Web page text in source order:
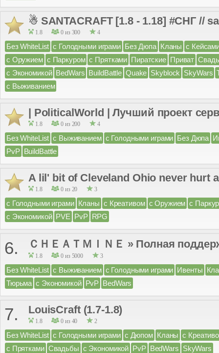
☃ SANTACRAFT [1.8 - 1.18] #СНГ //
1.8 0 из 300 4
Без WhiteList с Голодными играми Без Дюпа Кланы с
с Оружием с Паркуром с Прятками Пиратские Приват
с Экономикой BedWars BuildBattle Quake Skyblock SkyWars
с Выживанием
| PoliticalWorld | Лучший проект
1.8 0 из 200 4
Без WhiteList с Выживанием с Голодными играми Без Дюпа
PvP BuildBattle
A lil' bit of Cleveland Ohio never hurt
1.8 0 из 20 3
с Голодными играми Кланы с Креативом с Оружием с
с Экономикой PVE PvP RPG
6. ＣＨＥＡＴＭＩＮＥ » Полная
1.8 0 из 5000 3
Без WhiteList с Выживанием с Голодными играми Ивенты
Тюрьма с Экономикой PvP BedWars
7. LouisCraft (1.7-1.8)
1.8 0 из 40 2
Без WhiteList с Голодными играми с Дюпом Кланы с
с Прятками Свадьбы с Экономикой PvP BedWars SkyWars